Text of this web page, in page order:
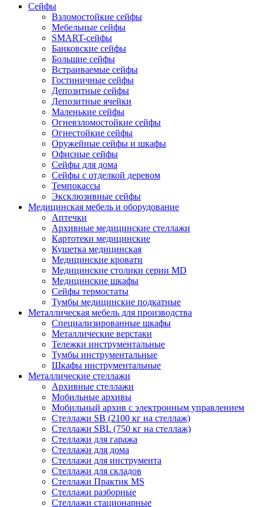
Сейфы
Взломостойкие сейфы
Мебельные сейфы
SMART-сейфы
Банковские сейфы
Большие сейфы
Встраиваемые сейфы
Гостиничные сейфы
Депозитные сейфы
Депозитные ячейки
Маленькие сейфы
Огневзломостойкие сейфы
Огнестойкие сейфы
Оружейные сейфы и шкафы
Офисные сейфы
Сейфы для дома
Сейфы с отделкой деревом
Темпокассы
Эксклюзивные сейфы
Медицинская мебель и оборудование
Аптечки
Архивные медицинские стеллажи
Картотеки медицинские
Кушетка медицинская
Медицинские кровати
Медицинские столики серии MD
Медицинские шкафы
Сейфы термостаты
Тумбы медицинские подкатные
Металлическая мебель для производства
Cпециализированные шкафы
Металлические верстаки
Тележки инструментальные
Тумбы инструментальные
Шкафы инструментальные
Металлические стеллажи
Архивные стеллажи
Мобильные архивы
Мобильный архив с электронным управлением
Стеллажи SB (2100 кг на стеллаж)
Стеллажи SBL (750 кг на стеллаж)
Стеллажи для гаража
Стеллажи для дома
Стеллажи для инструмента
Стеллажи для складов
Стеллажи Практик MS
Стеллажи разборные
Стеллажи стационарные